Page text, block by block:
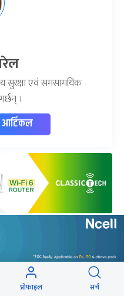
सुरक्षा एवं समसामयिक
।
महसुस भयो ?
प्रोफाइल सर्च